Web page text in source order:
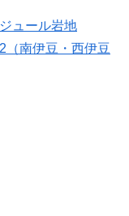
ュール岩地
南伊豆・西伊豆